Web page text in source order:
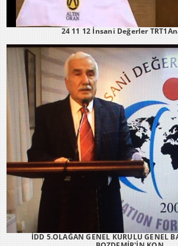
24 11 12 İnsani Değerler
İDD 5.OLAĞAN GENEL KURULU GENEL
BOZDEMİR'İN KON...